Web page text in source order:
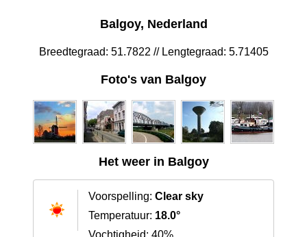
Balgoy, Nederland
Breedtegraad: 51.7822 // Lengtegraad: 5.71405
Foto's van Balgoy
Het weer in Balgoy
Voorspelling: Clear sky
Temperatuur: 18.0°